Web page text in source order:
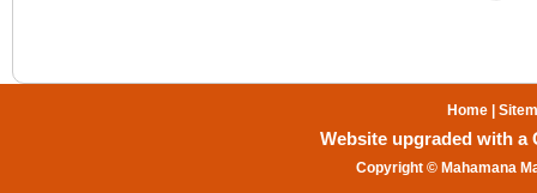
Home
Website upgraded with a
Copyright © Mahamana